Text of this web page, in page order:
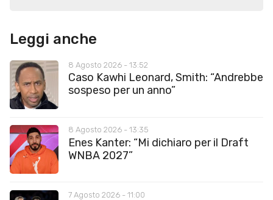
Leggi anche
8 Agosto 2026 - 13:52
Caso Kawhi Leonard, Smith: “Andrebbe
sospeso per un anno”
8 Agosto 2026 - 13:35
Enes Kanter: “Mi dichiaro per il Draft
WNBA 2027”
7 Agosto 2026 - 11:00